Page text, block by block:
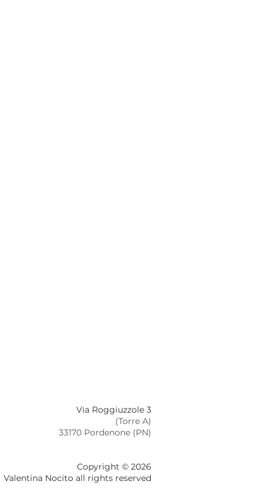
Via Roggiuzzole 3
(Torre A)
33170 Pordenone (PN)
Copyright © 2026
Valentina Nocito all rights reserved